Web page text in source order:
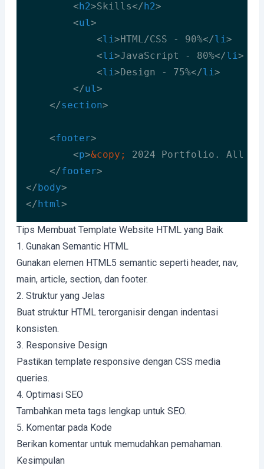
<h2>Skills</h2>
<ul>
<li>HTML/CSS - 90%</li>
<li>JavaScript - 80%</li>
<li>Design - 75%</li>
</ul>
</section>
<footer>
<p>&copy;
2024 Portfolio. All
</footer>
</body>
</html>
Code language: HTML, XML (xml)
Tips Membuat Template Website HTML yang Baik
1. Gunakan Semantic HTML
Gunakan elemen HTML5 semantic seperti header, nav,
main, article, section, dan footer.
2. Struktur yang Jelas
Buat struktur HTML terorganisir dengan indentasi
konsisten.
3. Responsive Design
Pastikan template responsive dengan CSS media
queries.
4. Optimasi SEO
Tambahkan meta tags lengkap untuk SEO.
5. Komentar pada Kode
Berikan komentar untuk memudahkan pemahaman.
Kesimpulan